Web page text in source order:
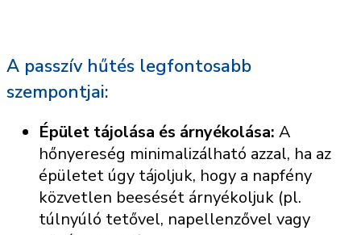
A passzív hűtés legfontosabb
szempontjai:
Épület tájolása és árnyékolása: A
hőnyereség minimalizálható azzal, ha az
épületet úgy tájoljuk, hogy a napfény
közvetlen beesését árnyékoljuk (pl.
túlnyúló tetővel, napellenzővel vagy